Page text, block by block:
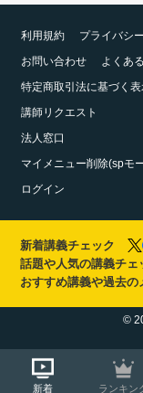
利用規約
プライバシ
お問い合わせ
よくあ
特定商取引法に基づく
講師リクエスト
法人窓口
マイメニュー削除(spモ
ログイン
新着講義チェック
話題や人気の講義チェ
おすすめ講義や過去の
©
新着 ランキン